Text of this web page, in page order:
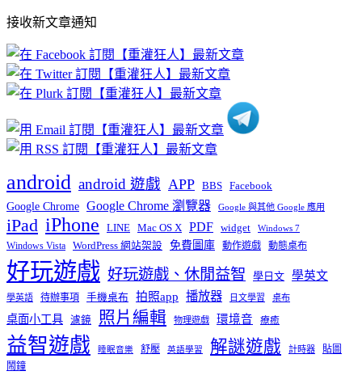
文
章
分
類
接收新文章通知
android android 遊戲 APP BBS Facebook
Google Chrome Google Chrome 瀏覽器 Google 與其他 Google 應用
iPad iPhone LINE Mac OS X PDF widget Windows 7
Windows Vista WordPress 網站架設 免費圖庫 動作遊戲 動態桌布
好玩遊戲 好玩遊戲、休閒益智 學日文 學英文
學英語 待辦事項 手機桌布 拍照app 播放器 日文學習 桌布
桌面小工具 濾鏡 照片編輯 物理遊戲 環境音 療癒
益智遊戲 睡眠音樂 舒壓 英語學習 解謎遊戲 計時器
貼圖
鬧鐘